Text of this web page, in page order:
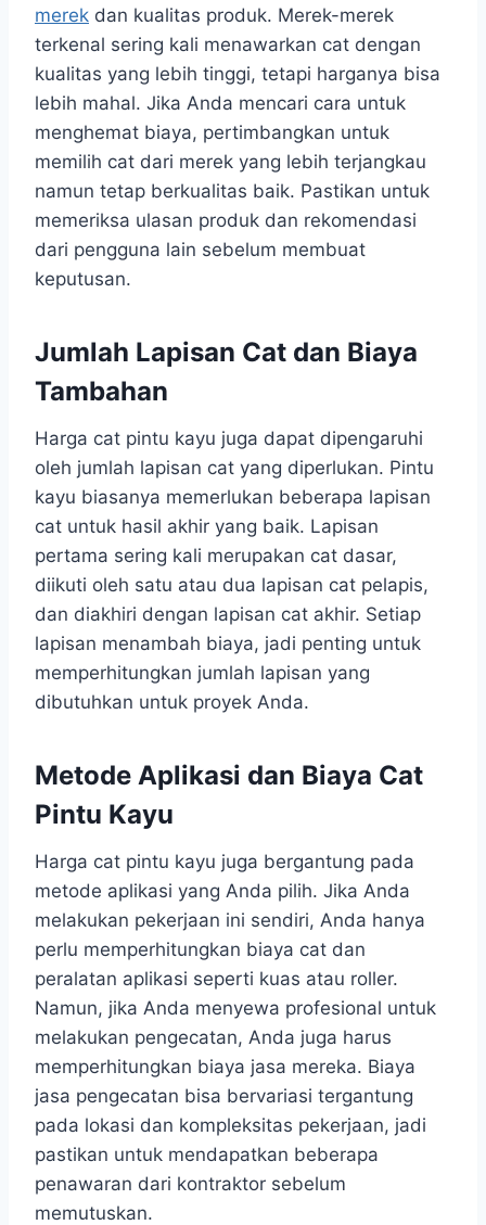
merek dan kualitas produk. Merek-merek
terkenal sering kali menawarkan cat dengan
kualitas yang lebih tinggi, tetapi harganya bisa
lebih mahal. Jika Anda mencari cara untuk
menghemat biaya, pertimbangkan untuk
memilih cat dari merek yang lebih terjangkau
namun tetap berkualitas baik. Pastikan untuk
memeriksa ulasan produk dan rekomendasi
dari pengguna lain sebelum membuat
keputusan.
Jumlah Lapisan Cat dan Biaya
Tambahan
Harga cat pintu kayu juga dapat dipengaruhi
oleh jumlah lapisan cat yang diperlukan. Pintu
kayu biasanya memerlukan beberapa lapisan
cat untuk hasil akhir yang baik. Lapisan
pertama sering kali merupakan cat dasar,
diikuti oleh satu atau dua lapisan cat pelapis,
dan diakhiri dengan lapisan cat akhir. Setiap
lapisan menambah biaya, jadi penting untuk
memperhitungkan jumlah lapisan yang
dibutuhkan untuk proyek Anda.
Metode Aplikasi dan Biaya Cat
Pintu Kayu
Harga cat pintu kayu juga bergantung pada
metode aplikasi yang Anda pilih. Jika Anda
melakukan pekerjaan ini sendiri, Anda hanya
perlu memperhitungkan biaya cat dan
peralatan aplikasi seperti kuas atau roller.
Namun, jika Anda menyewa profesional untuk
melakukan pengecatan, Anda juga harus
memperhitungkan biaya jasa mereka. Biaya
jasa pengecatan bisa bervariasi tergantung
pada lokasi dan kompleksitas pekerjaan, jadi
pastikan untuk mendapatkan beberapa
penawaran dari kontraktor sebelum
memutuskan.